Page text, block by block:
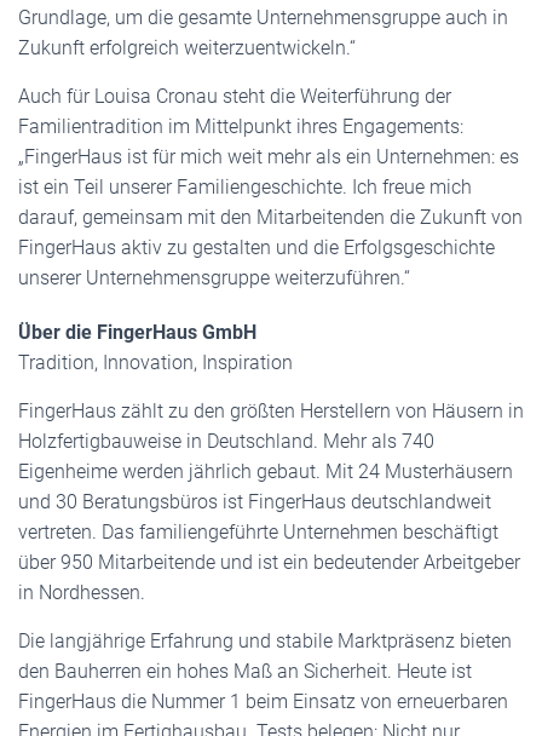
Grundlage, um die gesamte Unternehmensgruppe auch in
Zukunft erfolgreich weiterzuentwickeln.“
Auch für Louisa Cronau steht die Weiterführung der
Familientradition im Mittelpunkt ihres Engagements:
„FingerHaus ist für mich weit mehr als ein Unternehmen: es
ist ein Teil unserer Familiengeschichte. Ich freue mich
darauf, gemeinsam mit den Mitarbeitenden die Zukunft von
FingerHaus aktiv zu gestalten und die Erfolgsgeschichte
unserer Unternehmensgruppe weiterzuführen.“
Über die FingerHaus GmbH
Tradition, Innovation, Inspiration
FingerHaus zählt zu den größten Herstellern von Häusern in
Holzfertigbauweise in Deutschland. Mehr als 740
Eigenheime werden jährlich gebaut. Mit 24 Musterhäusern
und 30 Beratungsbüros ist FingerHaus deutschlandweit
vertreten. Das familiengeführte Unternehmen beschäftigt
über 950 Mitarbeitende und ist ein bedeutender Arbeitgeber
in Nordhessen.
Die langjährige Erfahrung und stabile Marktpräsenz bieten
den Bauherren ein hohes Maß an Sicherheit. Heute ist
FingerHaus die Nummer 1 beim Einsatz von erneuerbaren